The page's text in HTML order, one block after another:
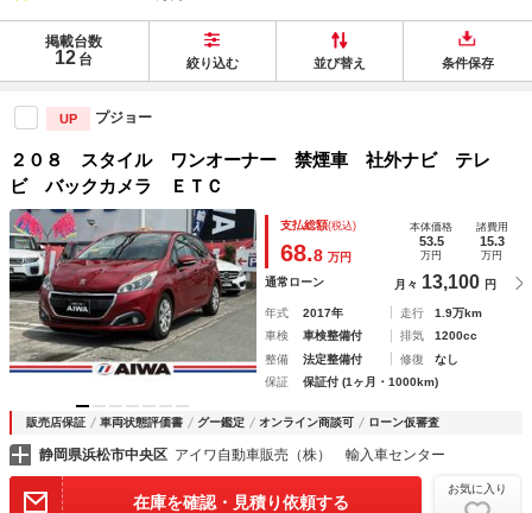
掲載台数
12 台 絞り込む 並び替え 条件保存
UP プジョー
２０８ スタイル ワンオーナー 禁煙車 社外ナビ テレ
ビ バックカメラ ＥＴＣ
支払総額(税込)
68.8 万円
本体価格
53.5
万円
諸費用
15.3
万円
通常ローン 月々 13,100 円
年式 2017年 走行
1.9万km
車検
車検整備付 排気
1200cc
整備
法定整備付 修復
なし
保証
保証付 (1ヶ月・1000km)
販売店保証 車両状態評価書 グー鑑定 オンライン商談可 ローン仮審査
静岡県浜松市中央区 アイワ自動車販売（株） 輸入車センター
在庫を確認・見積り依頼する
お気に入り